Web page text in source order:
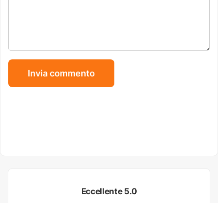
Eccellente 5.0